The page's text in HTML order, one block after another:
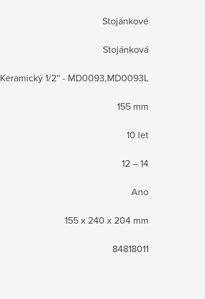
Stojánkové
Stojánková
Keramický 1/2'' - MD0093,MD0093L
155 mm
10 let
12 – 14
Ano
155 x 240 x 204 mm
84818011